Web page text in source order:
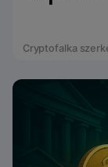
Cryptofalka